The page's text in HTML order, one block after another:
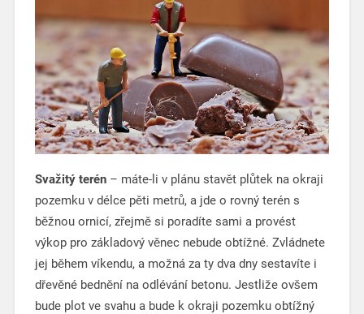
Svažitý terén– máte-li v plánu stavět plůtek na okraji
pozemku v délce pěti metrů, a jde o rovný terén s
běžnou ornicí, zřejmě si poradíte sami a provést
výkop pro základový věnec nebude obtížné. Zvládnete
jej během víkendu, a možná za ty dva dny sestavíte i
dřevěné bednění na odlévání betonu. Jestliže ovšem
bude plot ve svahu a bude k okraji pozemku obtížný